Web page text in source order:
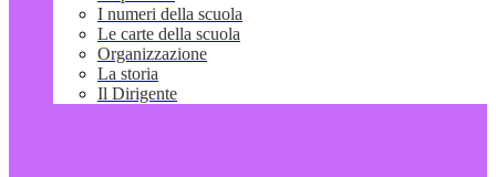
I numeri della scuola
Le carte della scuola
Organizzazione
La storia
Il Dirigente